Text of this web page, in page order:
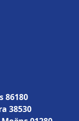
86180
38530